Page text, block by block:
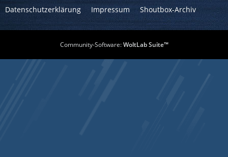
Datenschutzerklärung Impressum Shoutbox-Archiv
Community-Software:WoltLab Suite™